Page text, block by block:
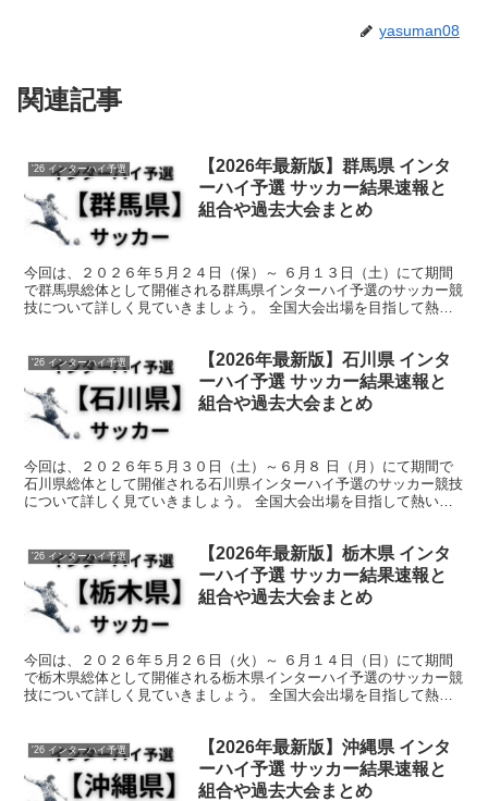
yasuman08
関連記事
'26 インターハイ予選
【2026年最新版】群馬県 インタ
ーハイ予選 サッカー結果速報と
組合や過去大会まとめ
今回は、２０２６年５月２４日（保）～ ６月１３日（土）にて期間
で群馬県総体として開催される群馬県インターハイ予選のサッカー競
技について詳しく見ていきましょう。 全国大会出場を目指して熱い
'26 インターハイ予選
【2026年最新版】石川県 インタ
ーハイ予選 サッカー結果速報と
組合や過去大会まとめ
今回は、２０２６年５月３０日（土）～６月８ 日（月）にて期間で
石川県総体として開催される石川県インターハイ予選のサッカー競技
について詳しく見ていきましょう。 全国大会出場を目指して熱い戦
'26 インターハイ予選
【2026年最新版】栃木県 インタ
ーハイ予選 サッカー結果速報と
組合や過去大会まとめ
今回は、２０２６年５月２６日（火）～ ６月１４日（日）にて期間
で栃木県総体として開催される栃木県インターハイ予選のサッカー競
技について詳しく見ていきましょう。 全国大会出場を目指して熱い
'26 インターハイ予選
【2026年最新版】沖縄県 インタ
ーハイ予選 サッカー結果速報と
組合や過去大会まとめ